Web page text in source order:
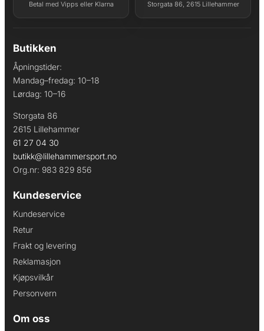
Betal med Vipps eller Klarna Storgata 86, 2615 Lillehammer
Butikken
Åpningstider:
Mandag–fredag: 10–18
Lørdag: 10–16
Storgata 86
2615 Lillehammer
61 27 04 30
butikk@lillehammersport.no
Org.nr: 983 829 856
Kundeservice
Kundeservice
Retur
Frakt og levering
Reklamasjon
Kjøpsvilkår
Personvern
Om oss